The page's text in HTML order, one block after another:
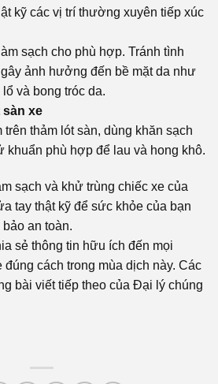
kỹ các vị trí thường xuyên tiếp xúc
sạch cho phù hợp. Tránh tình
ảnh hưởng đến bề mặt da như
và bong tróc da.
sàn xe
thảm lót sàn, dùng khăn sạch
khuẩn phù hợp để lau và hong khô.
sạch và khử trùng chiếc xe của
tay thật kỹ để sức khỏe của bạn
bảo an toàn.
sẻ thông tin hữu ích đến mọi
cách trong mùa dịch này. Các
bài viết tiếp theo của Đại lý chúng